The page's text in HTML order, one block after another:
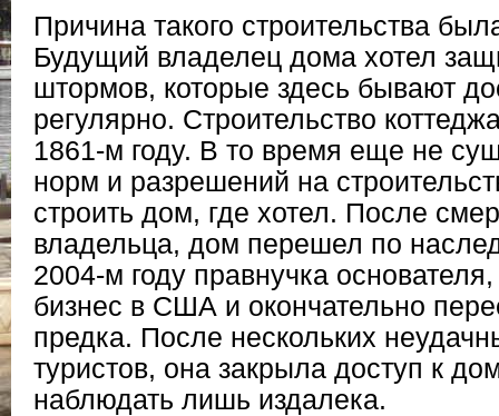
Причина такого строительства
Будущий владелец дома хотел
штормов, которые здесь бывают
регулярно. Строительство
1861-м году. В то время еще не
норм и разрешений на
строить дом, где хотел. После
владельца, дом перешел по
2004-м году правнучка
бизнес в США и окончательно
предка. После нескольких
туристов, она закрыла доступ к
наблюдать лишь издалека.